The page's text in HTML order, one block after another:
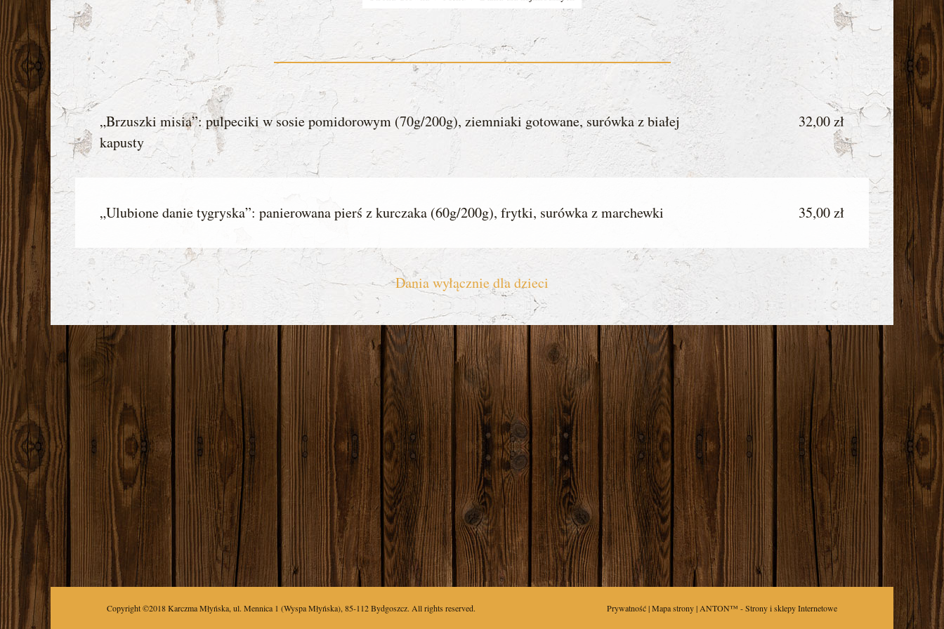
window
„Brzuszki misia”: pulpeciki w sosie pomidorowym (70g/200g), ziemniaki gotowane, surówka z białej
kapusty
32,00 zł
„Ulubione danie tygryska”: panierowana pierś z kurczaka (60g/200g), frytki, surówka z marchewki 35,00 zł
Dania wyłącznie dla dzieci
Copyright ©2018Karczma Młyńska, ul. Mennica 1 (Wyspa Młyńska), 85-112Bydgoszcz. All rights reserved. Prywatność|Mapa strony| ANTON™ -Strony i sklepy Internetowe